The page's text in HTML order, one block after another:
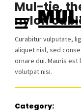
Mul-tie,
nylon
Curabitur vulputate,
aliquet nisl, sed
ornare dui. Mauris
volutpat nisi.
Category